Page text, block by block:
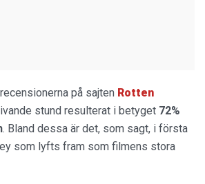
på sajten Rotten
stund resulterat i betyget 72%
. Bland dessa är det, som sagt, i första
som lyfts fram som filmens stora